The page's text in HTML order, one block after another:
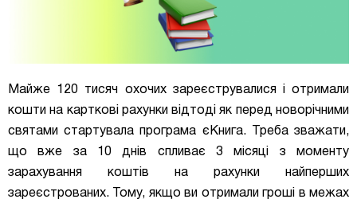
Майже 120 тисяч охочих зареєструвалися і отримали
кошти на карткові рахунки відтоді як перед новорічними
святами стартувала програма єКнига. Треба зважати,
що вже за 10 днів спливає 3 місяці з моменту
зарахування коштів на рахунки найперших
зареєстрованих. Тому, якщо ви отримали гроші в межах